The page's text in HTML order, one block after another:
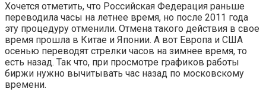
Хочется отметить, что Российская Федерация раньше
переводила часы на летнее время, но после 2011 года
эту процедуру отменили. Отмена такого действия в свое
время прошла в Китае и Японии. А вот Европа и США
осенью переводят стрелки часов на зимнее время, то
есть назад. Так что, при просмотре графиков работы
биржи нужно вычитывать час назад по московскому
времени.